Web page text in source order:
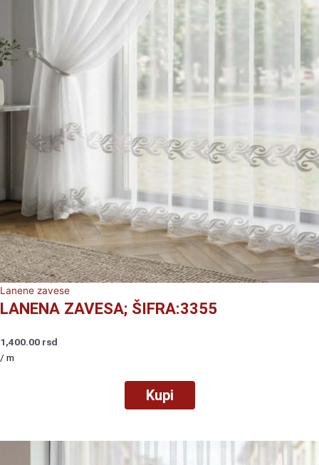
Lanene zavese
LANENA ZAVESA; ŠIFRA:3355
1,400.00 rsd
/ m
Kupi